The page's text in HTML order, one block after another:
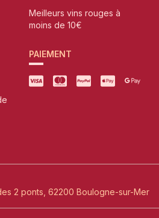
Meilleurs vins rouges à
moins de 10€
PAIEMENT
2 ponts, 62200 Boulogne-sur-Mer